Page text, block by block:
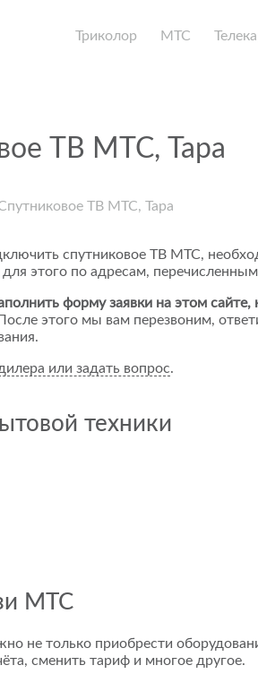
Триколор МТС
ТВ МТС, Тара
ТВ МТС, Тара
спутниковое ТВ МТС,
этого по адресам,
форму заявки на этом
После этого мы вам перезвоним,
или задать вопрос.
техники
МТС
не только приобрести
сменить тариф и многое другое.